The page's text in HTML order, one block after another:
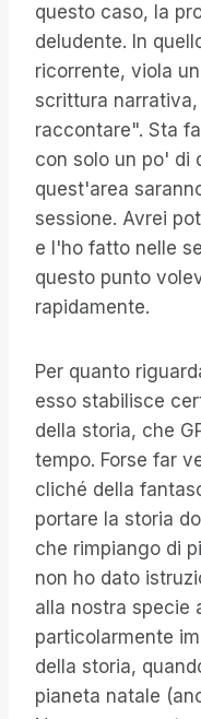
questo caso, la
deludente. In
ricorrente, viola
scrittura
raccontare". Sta
con solo un po' di
quest'area
sessione. Avrei
e l'ho fatto nelle
questo punto
rapidamente.
Per quanto
esso stabilisce
della storia, che
tempo. Forse far
cliché della
portare la storia
che rimpiango di
non ho dato
alla nostra specie
particolarmente
della storia,
pianeta natale